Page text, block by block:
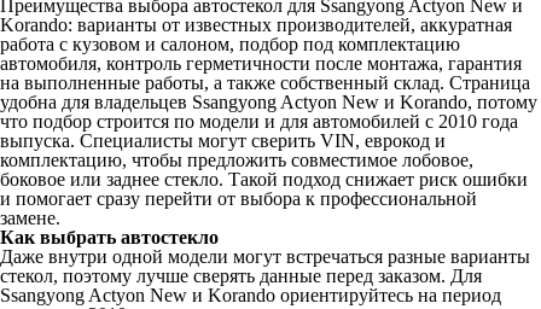
Преимущества выбора автостекол для Ssangyong Actyon New и
Korando: варианты от известных производителей, аккуратная
работа с кузовом и салоном, подбор под комплектацию
автомобиля, контроль герметичности после монтажа, гарантия
на выполненные работы, а также собственный склад. Страница
удобна для владельцев Ssangyong Actyon New и Korando, потому
что подбор строится по модели и для автомобилей с 2010 года
выпуска. Специалисты могут сверить VIN, еврокод и
комплектацию, чтобы предложить совместимое лобовое,
боковое или заднее стекло. Такой подход снижает риск ошибки
и помогает сразу перейти от выбора к профессиональной
замене.
Как выбрать автостекло
Даже внутри одной модели могут встречаться разные варианты
стекол, поэтому лучше сверять данные перед заказом. Для
Ssangyong Actyon New и Korando ориентируйтесь на период